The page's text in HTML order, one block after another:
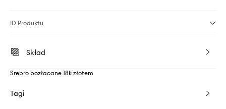
ID Produktu
Skład
Srebro pozłacane 18k złotem
Tagi